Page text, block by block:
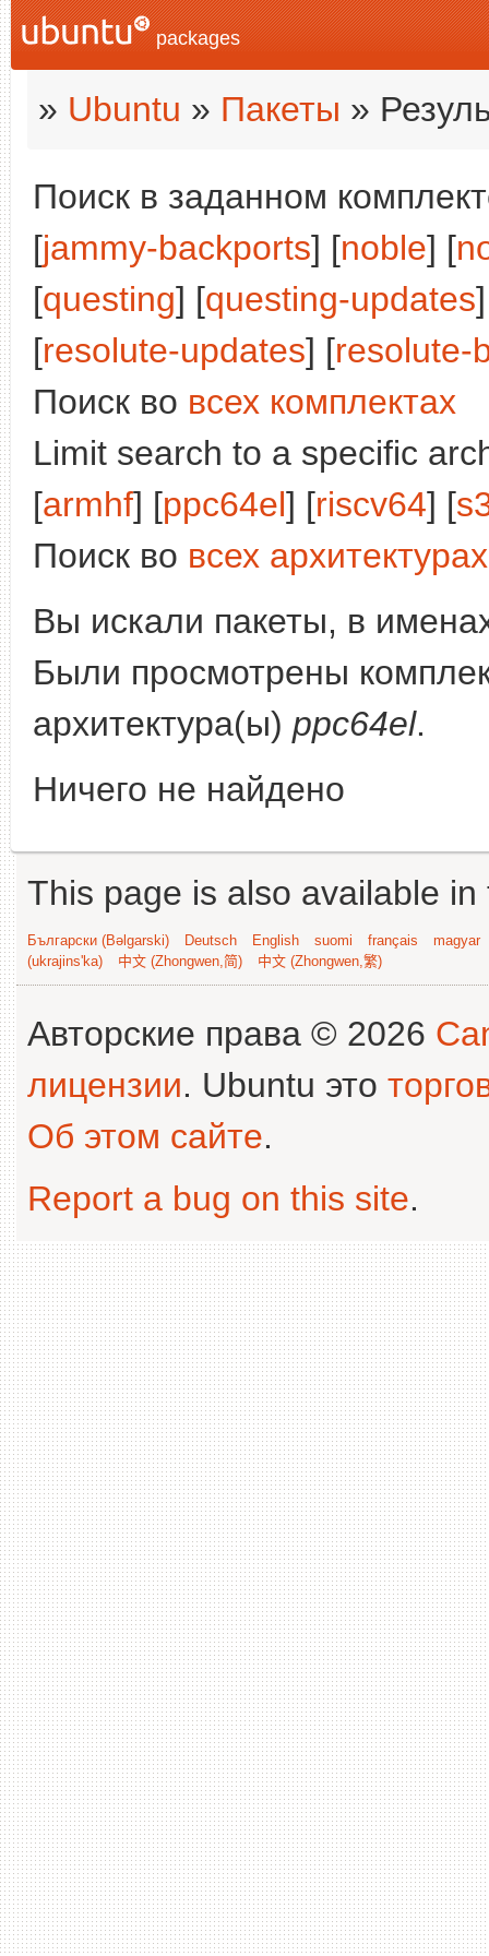
packages
» Ubuntu » Пакеты »
Поиск в заданном
[jammy-backports] [noble] [
[questing] [questing-updates
[resolute-updates] [resolute-
Поиск во всех комплектах
Limit search to a specific
[armhf] [ppc64el] [riscv64] [
Поиск во всех архитектурах
Вы искали пакеты, в
Были просмотрены
архитектура(ы) ppc64el.
Ничего не найдено
This page is also available
Български (Bəlgarski) Deutsch English suomi français
magyar
(ukrajins'ka)
中文 (Zhongwen,简) 中文 (Zhongwen,繁)
Авторские права © 2026
лицензии. Ubuntu это
Об этом сайте.
Report a bug on this site.